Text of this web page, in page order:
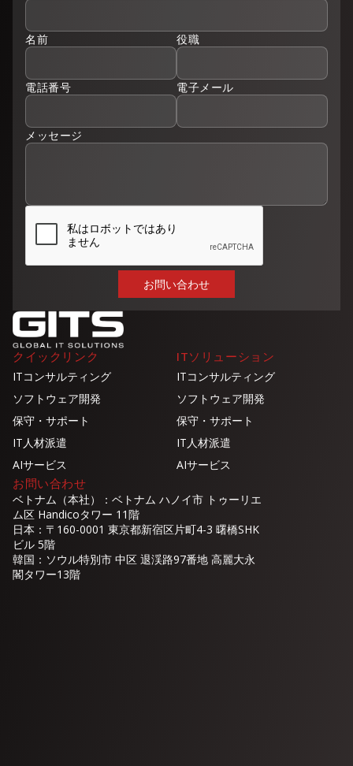
名前 役職
電話番号 電子メール
メッセージ
クイックリンク
ITコンサルティング
ソフトウェア開発
保守・サポート
IT人材派遣
AIサービス
ITソリューション
ITコンサルティング
ソフトウェア開発
保守・サポート
IT人材派遣
AIサービス
お問い合わせ
ベトナム（本社）：ベトナム ハノイ市 トゥーリエ
ム区 Handicoタワー 11階
日本：〒160-0001 東京都新宿区片町4-3 曙橋SHK
ビル 5階
韓国：ソウル特別市 中区 退渓路97番地 高麗大永
閣タワー13階